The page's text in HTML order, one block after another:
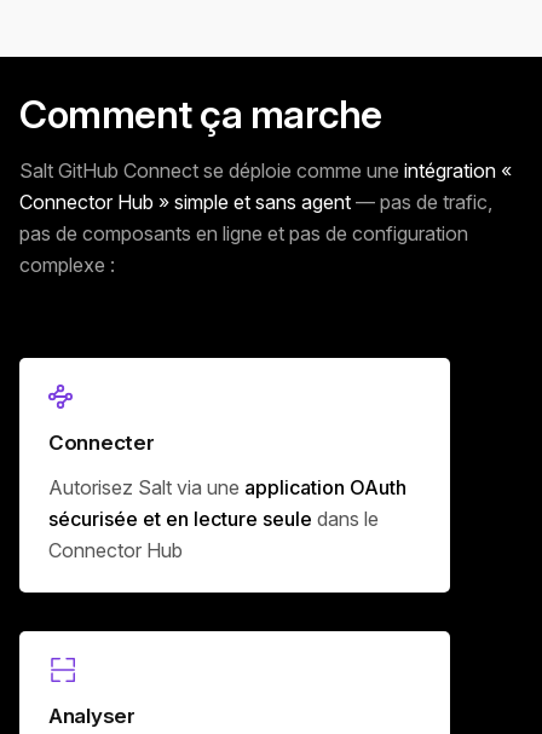
Comment ça marche
Salt GitHub Connect se déploie comme une intégration «
Connector Hub » simple et sans agent — pas de trafic,
pas de composants en ligne et pas de configuration
complexe :
Connecter
Autorisez Salt via une application OAuth
sécurisée et en lecture seule dans le
Connector Hub
Analyser